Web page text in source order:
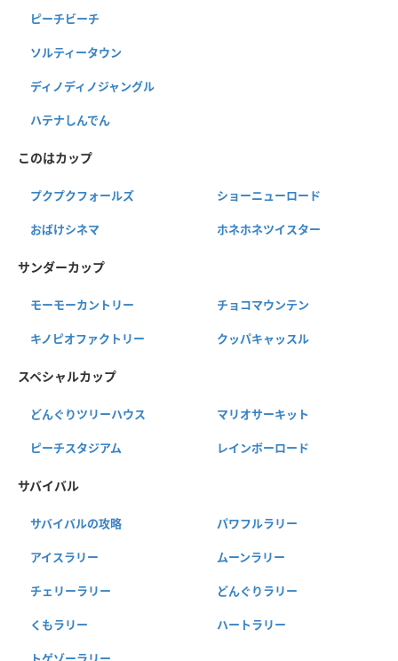
ピーチビーチ
ソルティータウン
ディノディノジャングル
ハテナしんでん
このはカップ
プクプクフォールズ ショーニューロード
おばけシネマ ホネホネツイスター
サンダーカップ
モーモーカントリー チョコマウンテン
キノピオファクトリー クッパキャッスル
スペシャルカップ
どんぐりツリーハウス マリオサーキット
ピーチスタジアム レインボーロード
サバイバル
サバイバルの攻略 パワフルラリー
アイスラリー ムーンラリー
チェリーラリー どんぐりラリー
くもラリー ハートラリー